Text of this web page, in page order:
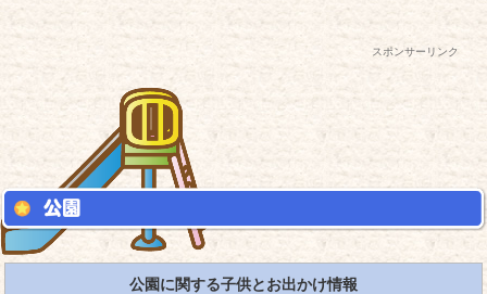
スポンサーリンク
公園に関する子供とお出かけ情報